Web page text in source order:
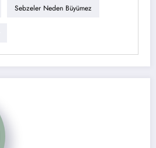
Sebzeler Neden Büyümez